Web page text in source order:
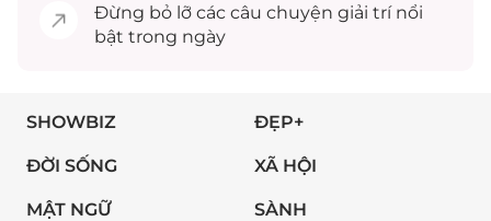
Đừng bỏ lỡ các câu chuyện giải trínổi
bật trong ngày
SHOWBIZ ĐẸP+
ĐỜI SỐNG XÃ HỘI
MẬT NGỮ SÀNH